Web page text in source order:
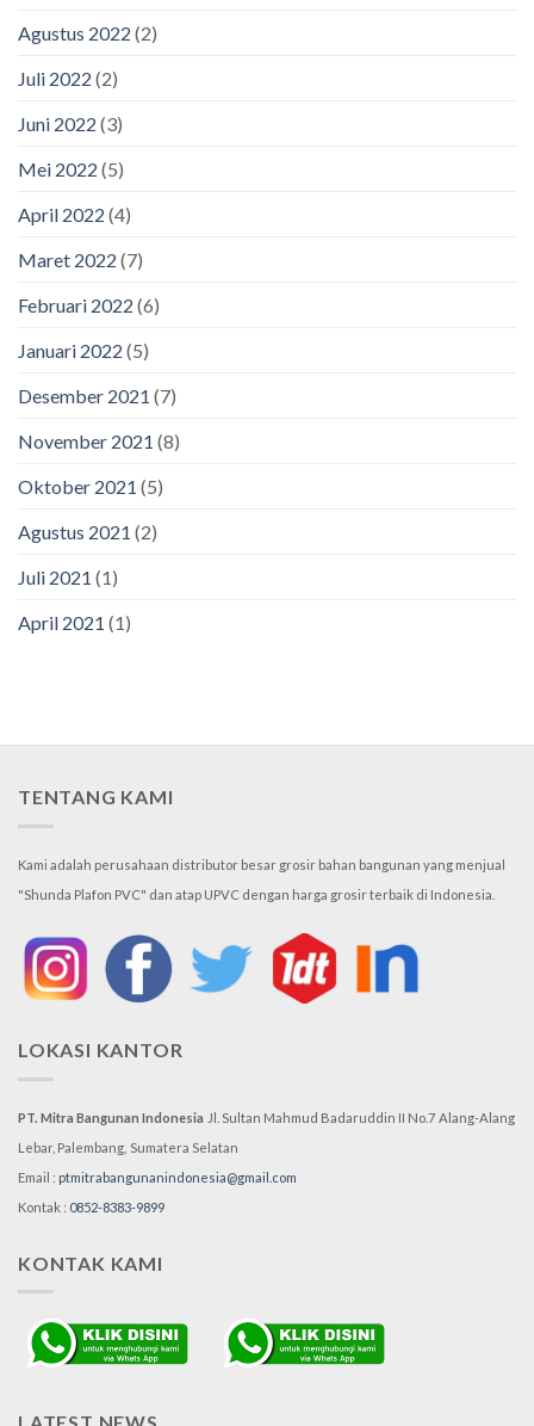
Agustus 2022 (2)
Juli 2022 (2)
Juni 2022 (3)
Mei 2022 (5)
April 2022 (4)
Maret 2022 (7)
Februari 2022 (6)
Januari 2022 (5)
Desember 2021 (7)
November 2021 (8)
Oktober 2021 (5)
Agustus 2021 (2)
Juli 2021 (1)
April 2021 (1)
TENTANG KAMI
Kami adalah perusahaan distributor besar grosir bahan bangunan yang menjual
"Shunda Plafon PVC" dan atap UPVC dengan harga grosir terbaik di Indonesia.
LOKASI KANTOR
PT. Mitra Bangunan Indonesia Jl. Sultan Mahmud Badaruddin II No.7 Alang-Alang
Lebar, Palembang, Sumatera Selatan
Email : ptmitrabangunanindonesia@gmail.com
Kontak : 0852-8383-9899
KONTAK KAMI
LATEST NEWS